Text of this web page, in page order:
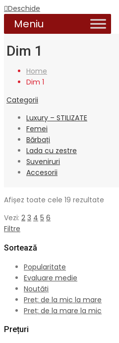
Deschide
Dim 1
Home
Dim 1
Categorii
Luxury – STILIZATE
Femei
Bărbați
Lada cu zestre
Suveniruri
Accesorii
Afișez toate cele 19 rezultate
Vezi: 2 3 4 5 6
Filtre
Sortează
Popularitate
Evaluare medie
Noutăți
Preț: de la mic la mare
Preț: de la mare la mic
Prețuri